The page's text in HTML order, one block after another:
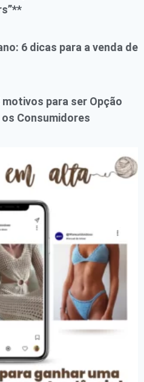
6 dicas para a venda de
para ser Opção
Consumidores